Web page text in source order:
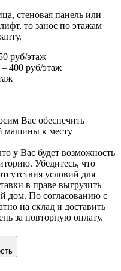
стеновая панель или
то занос по этажам
руб/этаж
400 руб/этаж
Вас обеспечить
машины к месту
у Вас будет возможность
Убедитесь, что
условий для
в праве выгрузить
дом. По согласованию с
на склад и доставить
за повторную оплату.